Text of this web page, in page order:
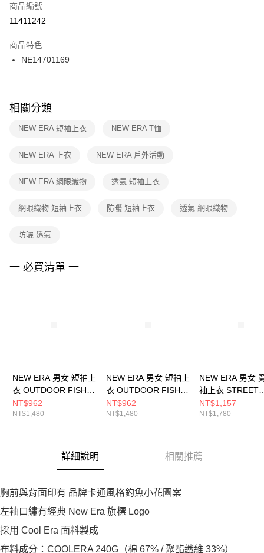
【「AFTEE先享後付」結帳流程】
１．於結帳方式選擇「AFTEE先享後付」後，將跳轉至「AFTEE先享後付」
２．訂單成立數日內，您將收到繳費通知簡訊。
３．收到繳費通知簡訊後14天內，點擊此簡訊中的連結，可透過四大超商／
ATM／網路銀行／等多元方式進行付款，方視為交易完成。
※ 交易是否成功請以「AFTEE先享後付 」之結帳頁面顯示為準，若有關於
是否繳費成功／繳費後需取消欲退款等相關疑問，請聯繫「AFTEE先享後付
客戶支援中心」https://netprotections.freshdesk.com/support/home
１．透過由恩沛科技股份有限公司提供之「AFTEE先享後付」服務完成之交
權轉讓予恩沛科技股份有限公司。
３．未成年的使用者請事先徵得法定代理人或監護人之同意方可使用
任。
請求用戶進行身份認證。
５．嚴禁一人註冊多個帳號或使用他人資訊註冊。若發現惡意使用之情形，
宅配
每筆NT$100，滿NT$1,500(含以上)免運費
付款後門市自取
每筆NT$100，滿NT$1,500(含以上)免運費
商品編號
11411242
商品特色
NE14701169
相關分類
NEW ERA 短袖上衣 NEW ERA T恤
NEW ERA 上衣 NEW ERA 戶外活動
NEW ERA 網眼織物 透氣 短袖上衣
網眼織物 短袖上衣 防曬 短袖上衣 透氣 網眼織物
防曬 透氣
一 必買清單 一
NEW ERA 男女 短袖上
衣 OUTDOOR FISH
NET NEW ERA 白
NE14701171
NT$962
NT$1,480
NEW ERA 男女 短袖上
衣 OUTDOOR FISH
NET NEW ERA 黑
NE14701172
NT$962
NT$1,480
NEW ERA 男女
袖上衣 STREET
SWING NEW
邊藍
NT$1,157
NT$1,780
詳細說明 相關推薦
胸前與背面印有 品牌卡通風格釣魚小花圖案
左袖口繡有經典 New Era 旗標 Logo
採用 Cool Era 面料製成
布料成分：COOLERA 240G（棉 67% / 聚酯纖維 33%）